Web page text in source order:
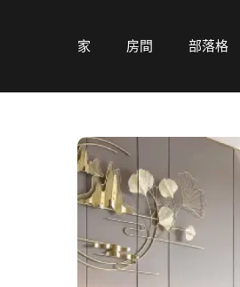
家 房間 部落格